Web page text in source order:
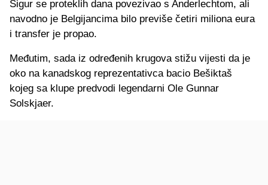
Sigur se proteklih dana povezivao s Anderlechtom, ali
navodno je Belgijancima bilo previše četiri miliona eura
i transfer je propao.
Međutim, sada iz određenih krugova stižu vijesti da je
oko na kanadskog reprezentativca bacio Bešiktaš
kojeg sa klupe predvodi legendarni Ole Gunnar
Solskjaer.